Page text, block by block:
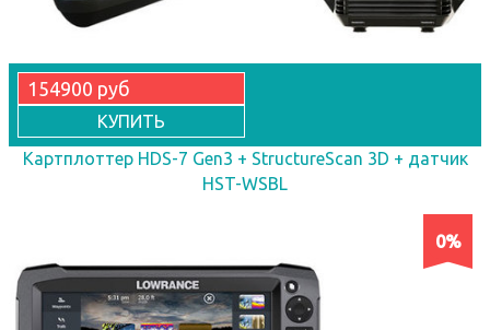
154900 руб
КУПИТЬ
Картплоттер HDS-7 Gen3 + StructureScan 3D + датчик
HST-WSBL
0%